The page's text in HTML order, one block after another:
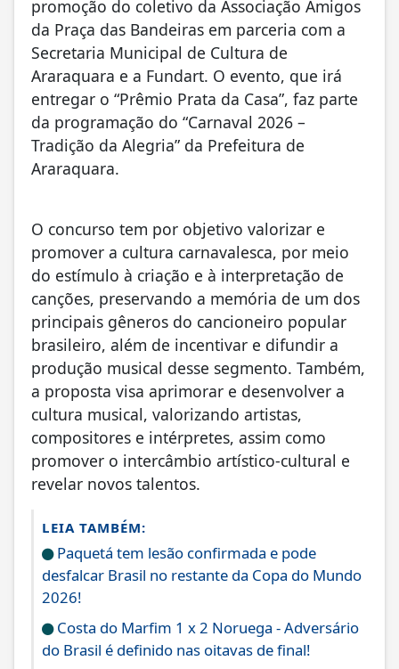
promoção do coletivo da Associação Amigos
da Praça das Bandeiras em parceria com a
Secretaria Municipal de Cultura de
Araraquara e a Fundart. O evento, que irá
entregar o “Prêmio Prata da Casa”, faz parte
da programação do “Carnaval 2026 –
Tradição da Alegria” da Prefeitura de
Araraquara.
O concurso tem por objetivo valorizar e
promover a cultura carnavalesca, por meio
do estímulo à criação e à interpretação de
canções, preservando a memória de um dos
principais gêneros do cancioneiro popular
brasileiro, além de incentivar e difundir a
produção musical desse segmento. Também,
a proposta visa aprimorar e desenvolver a
cultura musical, valorizando artistas,
compositores e intérpretes, assim como
promover o intercâmbio artístico-cultural e
revelar novos talentos.
LEIA TAMBÉM:
Paquetá tem lesão confirmada e pode
desfalcar Brasil no restante da Copa do Mundo
2026!
Costa do Marfim 1 x 2 Noruega - Adversário
do Brasil é definido nas oitavas de final!